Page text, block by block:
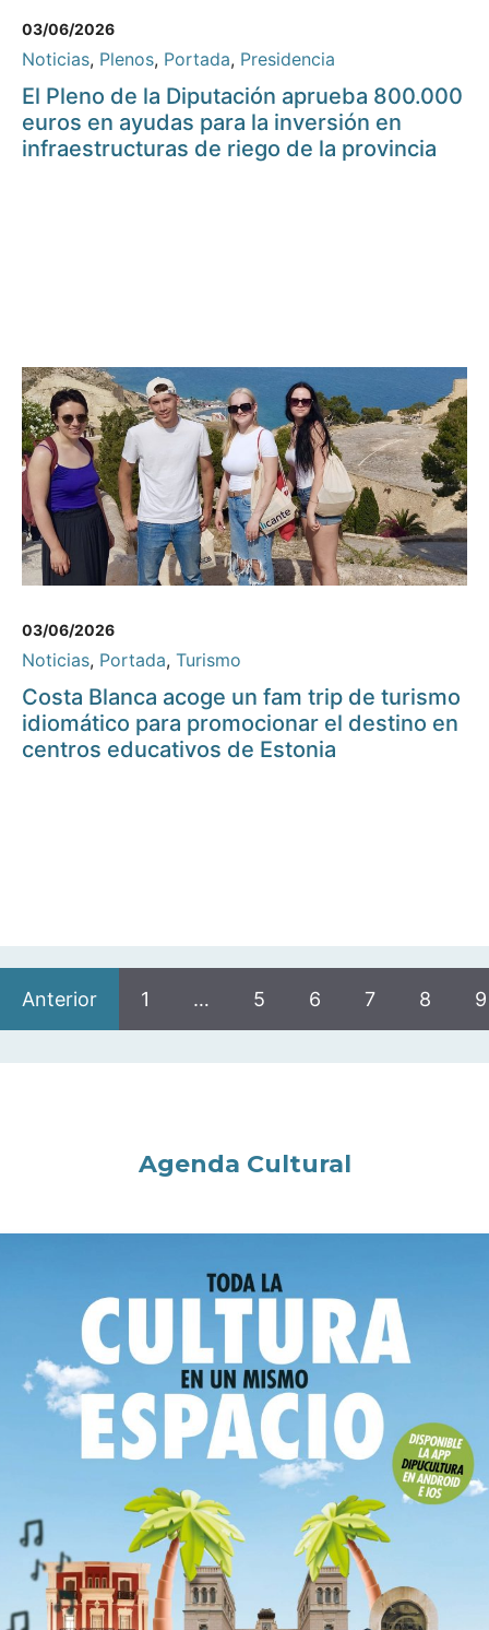
03/06/2026
Noticias, Plenos, Portada, Presidencia
El Pleno de la Diputación aprueba 800.000
euros en ayudas para la inversión en
infraestructuras de riego de la provincia
03/06/2026
Noticias, Portada, Turismo
Costa Blanca acoge un fam trip de turismo
idiomático para promocionar el destino en
centros educativos de Estonia
Anterior 1 … 5 6 7 8 9
Agenda Cultural